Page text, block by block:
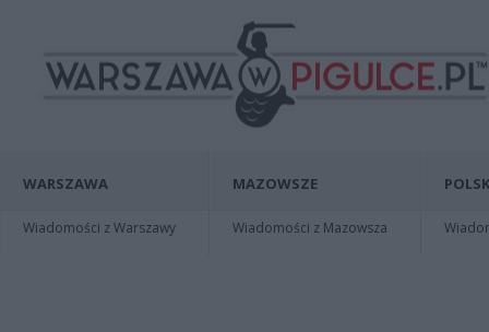
WARSZAWA
Wiadomości z Warszawy
MAZOWSZE
Wiadomości z Mazowsza